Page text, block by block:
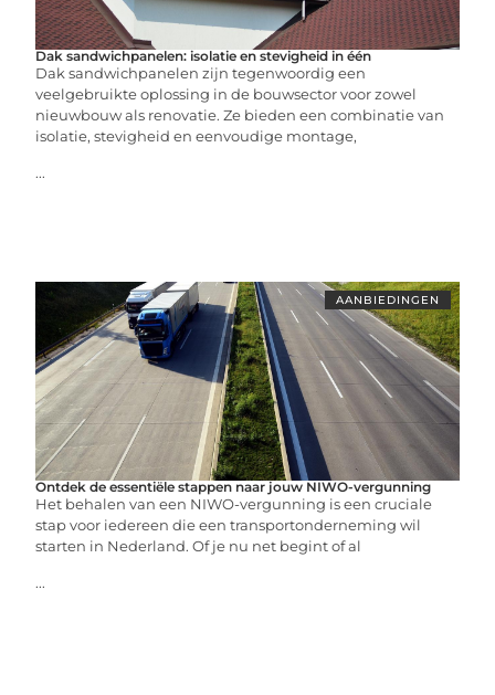
Dak sandwichpanelen: isolatie en stevigheid in één
Dak sandwichpanelen zijn tegenwoordig een
veelgebruikte oplossing in de bouwsector voor zowel
nieuwbouw als renovatie. Ze bieden een combinatie van
isolatie, stevigheid en eenvoudige montage,
...
AANBIEDINGEN
Ontdek de essentiële stappen naar jouw NIWO-vergunning
Het behalen van een NIWO-vergunning is een cruciale
stap voor iedereen die een transportonderneming wil
starten in Nederland. Of je nu net begint of al
...